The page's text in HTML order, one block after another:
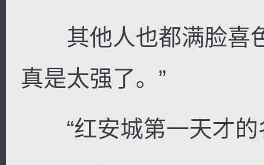
其他人也都满脸喜色
真是太强了。”
“红安城第一天才的